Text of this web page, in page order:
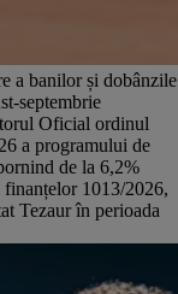
a banilor și dobânzile
septembrie
Oficial ordinul
a programului de
de la 6,2%
1013/2026,
Tezaur în perioada